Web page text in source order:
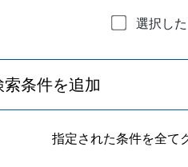
選択し
索条件を追加
指定された条件を全て